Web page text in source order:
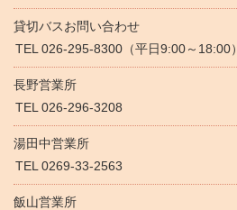
貸切バスお問い合わせ
TEL 026-295-8300（平日9:00～18:00）
長野営業所
TEL 026-296-3208
湯田中営業所
TEL 0269-33-2563
飯山営業所